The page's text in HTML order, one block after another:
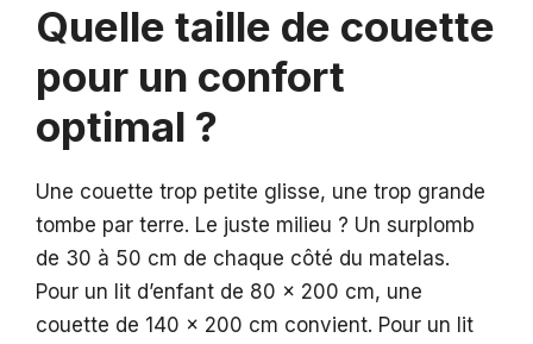
Quelle taille de couette
pour un confort
optimal ?
Une couette trop petite glisse, une trop grande
tombe par terre. Le juste milieu ? Un surplomb
de 30 à 50 cm de chaque côté du matelas.
Pour un lit d’enfant de 80 x 200 cm, une
couette de 140 x 200 cm convient. Pour un lit